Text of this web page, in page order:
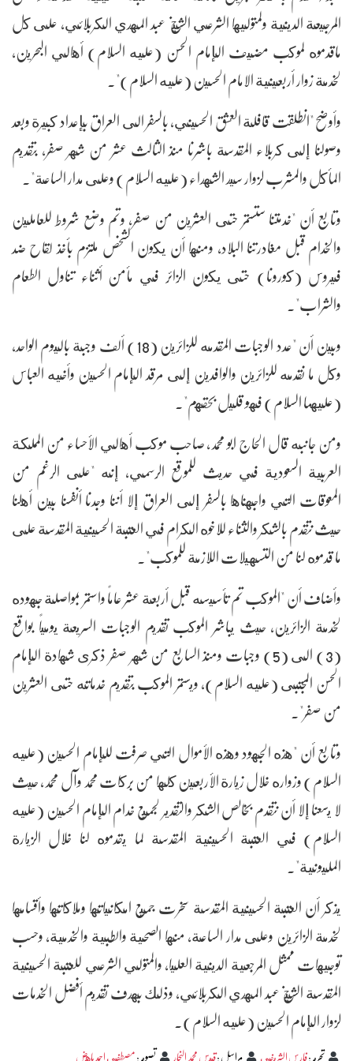
المرجيعة الدينية ولمتوليها الشرعي الشيخ عبد المهدي الكربلائي، على كل
ماقدموه لموكب مضيف الإمام الحسن (عليه السلام) أهالي البحرين،
لخدمة زوار أربعينية الامام الحسين (عليه السلام)".
وأوضح "انطلقت قافلة العشق الحسيني، بالسفر الى العراق بإعداد كبيرة وبعد
وصولنا إلى كربلاء المقدسة باشرنا منذ الثالث عشر من شهر صفر، بتقديم
المأكل والمشرب لزوار سيد الشهداء (عليه السلام) وعلى مدار الساعة".
وتابع أن "خدمتنا ستستمر حتى العشرين من صفر، وتم وضع شروط للعاملين
والخدام قبل مغادرتنا البلاد، ومنها أن يكون الشخص ملتزم بأخذ لقاح ضد
فيروس (كورونا) حتى يكون الزائر في مأمن أثناء تناول الطعام
والشراب".
وبين أن "عدد الوجبات المقدمه للزائرين (18) ألف وجبة باليوم الواحد،
وكل ما نقدمه للزائرين والوافدين إلى مرقد الإمام الحسين وأخيه العباس
(عليهما السلام) فهو قليل بحقهم".
ومن جانبه قال الحاج ابو محمد، صاحب موكب أهالي الأحساء من المملكة
العربية السعودية في حديث للموقع الرسمي، إنه "على الرغم من
المعوقات التي واجهناها بالسفر إلى العراق إلا أننا وجدنا أنفسنا بين أهلنا
حيث نتقدم بالشكر والثناء للاخوه الكرام في العتبة الحسينية المقدسة على
ما قدموه لنا من التسهيلات اللازمة للموكب".
وأضاف أن "الموكب تم تأسيسه قبل أربعة عشر عاماً واستمر بمواصلة جهوده
لخدمة الزائرين، حيث يباشر الموكب تقديم الوجبات السريعة يومياً بواقع
(3) الى (5) وجبات ومنذ السابع من شهر صفر ذكرى شهادة الإمام
الحسن المجتبى (عليه السلام)، ويستمر الموكب بتقديم خدماته حتى العشرين
من صفر".
وتابع أن "هذه الجهود وهذه الأموال التي صرفت للإمام الحسين (عليه
السلام) وزواره خلال زيارة الأربعين كلها من بركات محمد وآل محمد، حيث
لا يسعنا إلا أن نتقدم بخالص الشكر والتقدير لجميع خدام الإمام الحسين (عليه
السلام) في العتبة الحسينية المقدسة لما يقدموه لنا خلال الزيارة
المليونية".
يذكر أن العتبة الحسينية المقدسة سخرت جميع امكانياتها وملاكاتها وأقسامها
لخدمة الزائرين وعلى مدار الساعة، منها الصحية والطبية والخدمية، وحسب
توجيهات ممثل المرجعية الدينية العليا، والمتولي الشرعي للعتبة الحسينية
المقدسة الشيخ عبد المهدي الكربلائي، وذلك بهدف تقديم أفضل الخدمات
لزوار الإمام الحسين (عليه السلام).